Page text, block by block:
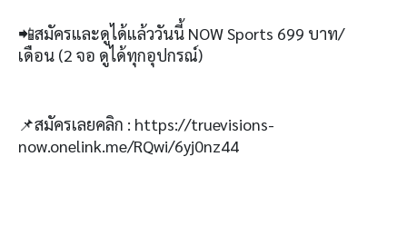
📲สมัครและดูได้แล้ววันนี้ NOW Sports 699 บาท/
เดือน (2 จอ ดูได้ทุกอุปกรณ์)
📌สมัครเลยคลิก : https://truevisions-
now.onelink.me/RQwi/6yj0nz44